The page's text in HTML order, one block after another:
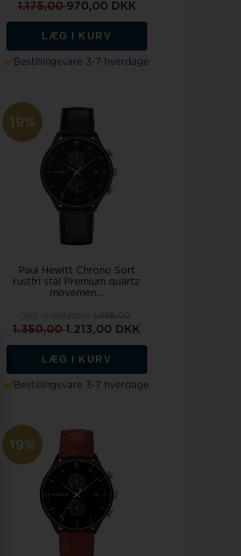
1.175,00970,00 DKK
LÆG I KURV
Bestillingsvare 3-7 hverdage
19%
Paul Hewitt Chrono Sort
rustfri stål Premium quartz
movemen...
1.350,001.213,00 DKK
LÆG I KURV
Bestillingsvare 3-7 hverdage
19%